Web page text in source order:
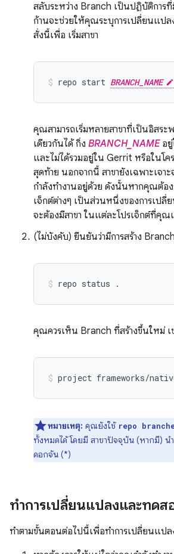
สลับระหว่าง Branch เป็นปฏิบัติการที่
ก้านจะช่วยให้คุณระบุการเปลี่ยนแปล
สั่งนี้เพื่อ เริ่มสาขา
repo start BRANCH_NAME
คุณสามารถเริ่มหลายสาขาที่เป็นอิสร
เดียวกันได้ กิ่ง BRANCH_NAMEอยู่
และไม่ได้รวมอยู่ใน Gerrit หรือในโค
สุดท้าย นอกจากนี้ สาขายังเฉพาะเจา
กำลังทำงานอยู่ด้วย ดังนั้นหากคุณต้อ
เจ็กต์ต่างๆ เป็นส่วนหนึ่งของการเป
จะต้องมีสาขา ในแต่ละโปรเจ็กต์ที่คุ
(ไม่บังคับ) ยืนยันว่ามีการสร้าง
repo status .
คุณควรเห็น Branch ที่สร้างขึ้นใหม่ เ
project frameworks/
หมายเหตุ: คุณยังใช้ repo
ทั้งหมดได้ โดยมี สาขาปัจจุบัน (หากมี) น
ดอกจัน (*)
ทำการเปลี่ยนแปลงและทดส
ทำตามขั้นตอนต่อไปนี้เพื่อทำการเปลี่ยนแป